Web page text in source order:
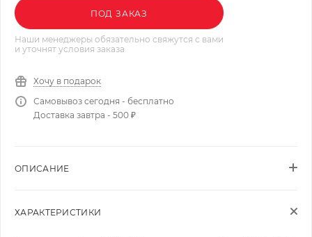
ПОД ЗАКАЗ
Наши менеджеры обязательно свяжутся с вами
и уточнят условия заказа
Хочу в подарок
Самовывоз сегодня - бесплатно
Доставка завтра - 500 ₽
ОПИСАНИЕ
ХАРАКТЕРИСТИКИ